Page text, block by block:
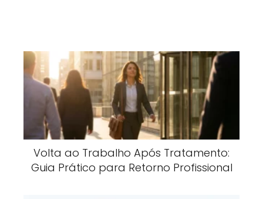
Volta ao Trabalho Após Tratamento:
Guia Prático para Retorno Profissional